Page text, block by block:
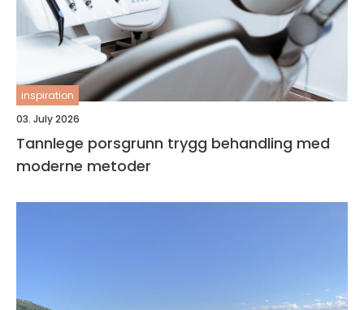
inspiration
03. July 2026
Tannlege porsgrunn trygg behandling med
moderne metoder